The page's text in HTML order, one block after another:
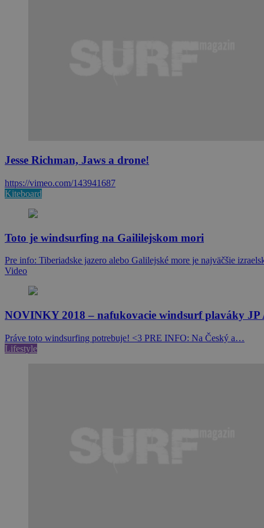
Jesse Richman, Jaws a drone!
https://vimeo.com/143941687
Kiteboard
Toto je windsurfing na Gaililejskom mori
Pre info: Tiberiadske jazero alebo Galilejské more je najväčšie
Video
NOVINKY 2018 – nafukovacie windsurf plaváky JP
Práve toto windsurfing potrebuje! <3 PRE INFO: Na Český a…
Lifestyle